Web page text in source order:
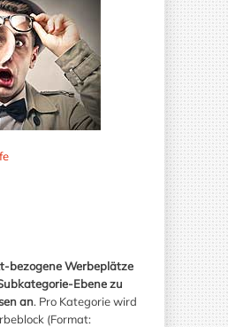
bezogene Werbeplätze
Ebene zu
an. Pro Kategorie wird
(Format: